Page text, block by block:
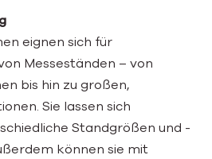
eignen sich für
Messeständen – von
bis hin zu großen,
Sie lassen sich
Standgrößen und -
können sie mit